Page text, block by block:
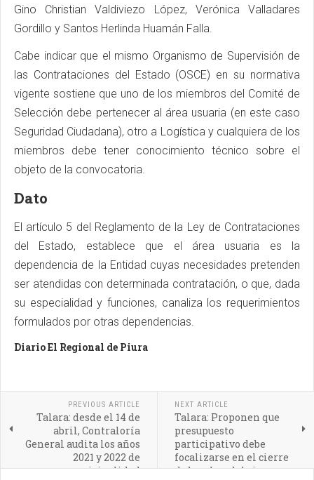
Gino Christian Valdiviezo López, Verónica Valladares
Gordillo y Santos Herlinda Huamán Falla.
Cabe indicar que el mismo Organismo de Supervisión de
las Contrataciones del Estado (OSCE) en su normativa
vigente sostiene que uno de los miembros del Comité de
Selección debe pertenecer al área usuaria (en este caso
Seguridad Ciudadana), otro a Logística y cualquiera de los
miembros debe tener conocimiento técnico sobre el
objeto de la convocatoria.
Dato
El artículo 5 del Reglamento de la Ley de Contrataciones
del Estado, establece que el área usuaria es la
dependencia de la Entidad cuyas necesidades pretenden
ser atendidas con determinada contratación, o que, dada
su especialidad y funciones, canaliza los requerimientos
formulados por otras dependencias.
Diario El Regional de Piura
PREVIOUS ARTICLE
Talara: desde el 14 de
abril, Contraloría
General audita los años
2021 y 2022 de
municipalidad
NEXT ARTICLE
Talara: Proponen que
presupuesto
participativo debe
focalizarse en el cierre
de brechas del riesgo